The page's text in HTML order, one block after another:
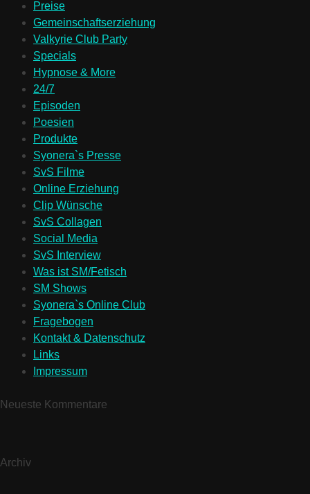
Preise
Gemeinschaftserziehung
Valkyrie Club Party
Specials
Hypnose & More
24/7
Episoden
Poesien
Produkte
Syonera`s Presse
SvS Filme
Online Erziehung
Clip Wünsche
SvS Collagen
Social Media
SvS Interview
Was ist SM/Fetisch
SM Shows
Syonera`s Online Club
Fragebogen
Kontakt & Datenschutz
Links
Impressum
Neueste Kommentare
Archiv